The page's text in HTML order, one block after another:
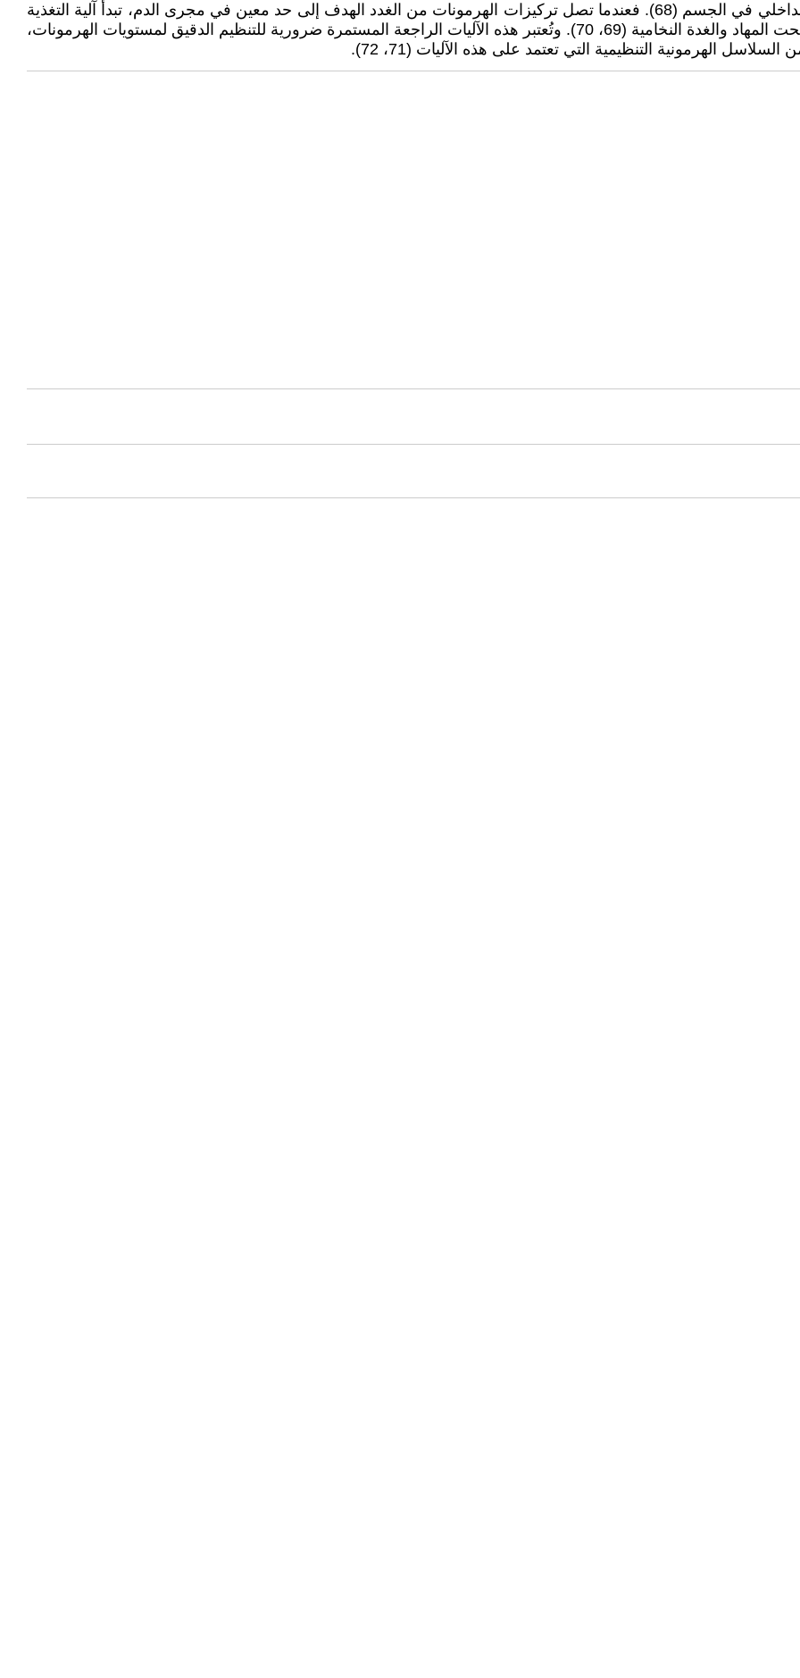
يُعتبر الجهاز الصمّاوِي المنظومة التنظيمية الأساسية للتوازن الداخلي في الجسم (68). فعندما تصل تركيزات الهرمونات من الغدد الهدف إلى حد معين في مجرى الدم، تبدأ آلية التغذية
الراجعة السلبية، والتي تُثبط إفراز المزيد من الهرمونات من تحت المهاد والغدة النخامية (69، 70). وتُعتبر هذه الآليات الراجعة المستمرة ضرورية للتنظيم الدقيق لمستويات الهرمونات،
الهرمونية التنظيمية التي تعتمد على هذه الآليات (71، 72).